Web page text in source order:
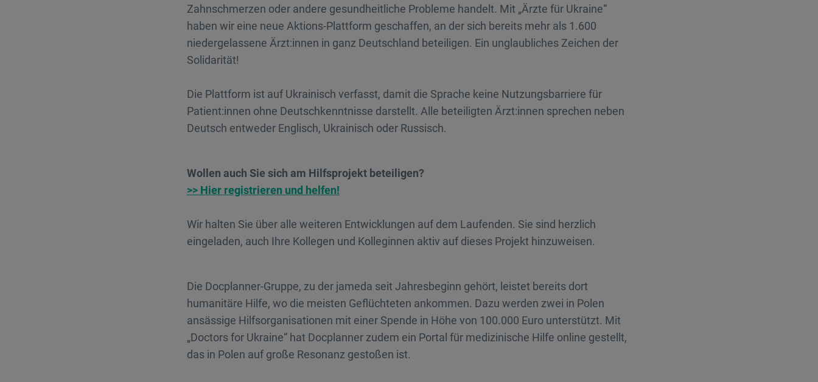
Zahnschmerzen oder andere gesundheitliche Probleme handelt. Mit „Ärzte für Ukraine“
haben wir eine neue Aktions-Plattform geschaffen, an der sich bereits mehr als 1.600
niedergelassene Ärzt:innen in ganz Deutschland beteiligen. Ein unglaubliches Zeichen der
Solidarität!
Die Plattform ist auf Ukrainisch verfasst, damit die Sprache keine Nutzungsbarriere für
Patient:innen ohne Deutschkenntnisse darstellt. Alle beteiligten Ärzt:innen sprechen neben
Deutsch entweder Englisch, Ukrainisch oder Russisch.
Wollen auch Sie sich am Hilfsprojekt beteiligen?
>> Hier registrieren und helfen!
Wir halten Sie über alle weiteren Entwicklungen auf dem Laufenden. Sie sind herzlich
eingeladen, auch Ihre Kollegen und Kolleginnen aktiv auf dieses Projekt hinzuweisen.
Die Docplanner-Gruppe, zu der jameda seit Jahresbeginn gehört, leistet bereits dort
humanitäre Hilfe, wo die meisten Geflüchteten ankommen. Dazu werden zwei in Polen
ansässige Hilfsorganisationen mit einer Spende in Höhe von 100.000 Euro unterstützt. Mit
„Doctors for Ukraine“ hat Docplanner zudem ein Portal für medizinische Hilfe online gestellt,
das in Polen auf große Resonanz gestoßen ist.